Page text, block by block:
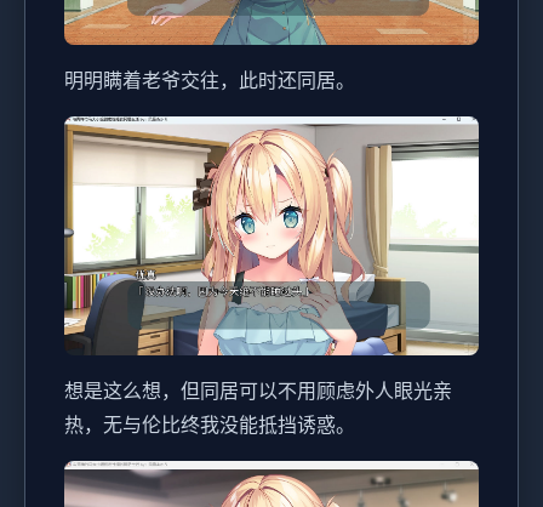
明明瞒着老爷交往，此时还同居。
想是这么想，但同居可以不用顾虑外人眼光亲
热，无与伦比终我没能抵挡诱惑。